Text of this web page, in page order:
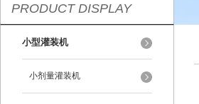
PRODUCT DISPLAY
小型灌装机
小剂量灌装机